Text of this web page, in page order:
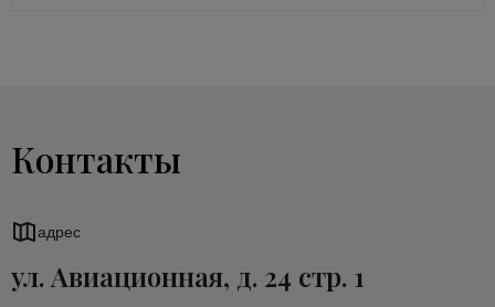
Контакты
адрес
ул. Авиационная, д. 24 стр. 1